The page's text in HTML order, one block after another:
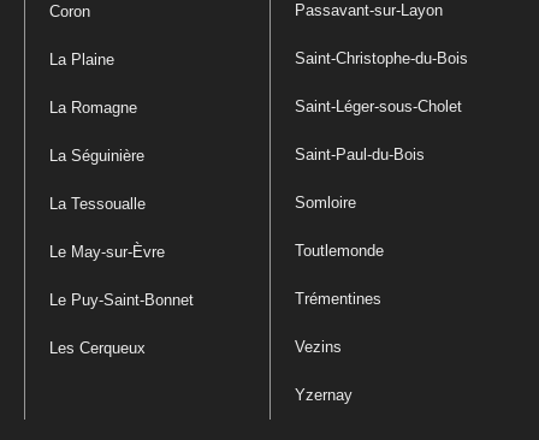
Coron
La Plaine
La Romagne
La Séguinière
La Tessoualle
Le May-sur-Èvre
Le Puy-Saint-Bonnet
Les Cerqueux
Passavant-sur-Layon
Saint-Christophe-du-Bois
Saint-Léger-sous-Cholet
Saint-Paul-du-Bois
Somloire
Toutlemonde
Trémentines
Vezins
Yzernay